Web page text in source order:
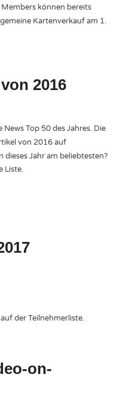
können bereits
Kartenverkauf am 1.
2016
Top 50 des Jahres. Die
von 2016 auf
dieses Jahr am beliebtesten?
Liste.
der Teilnehmerliste.
on-